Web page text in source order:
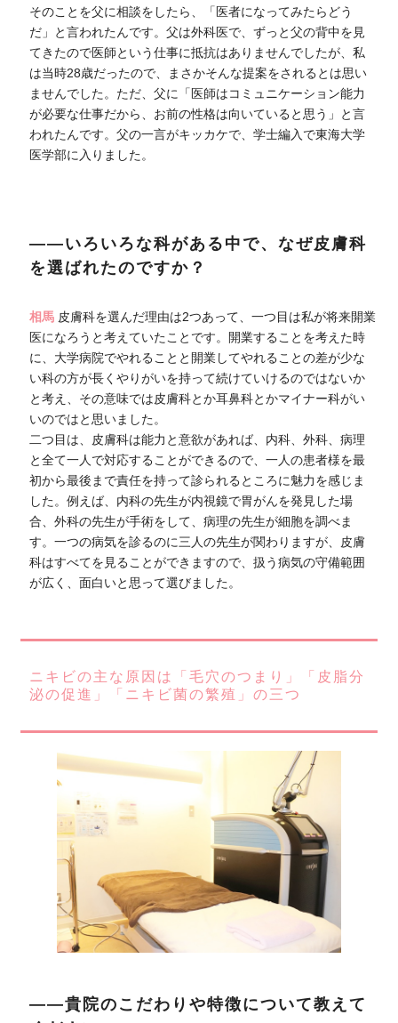
そのことを父に相談をしたら、「医者になってみたらどう
だ」と言われたんです。父は外科医で、ずっと父の背中を見
てきたので医師という仕事に抵抗はありませんでしたが、私
は当時28歳だったので、まさかそんな提案をされるとは思い
ませんでした。ただ、父に「医師はコミュニケーション能力
が必要な仕事だから、お前の性格は向いていると思う」と言
われたんです。父の一言がキッカケで、学士編入で東海大学
医学部に入りました。
――いろいろな科がある中で、なぜ皮膚科
を選ばれたのですか？
相馬 皮膚科を選んだ理由は2つあって、一つ目は私が将来開業
医になろうと考えていたことです。開業することを考えた時
に、大学病院でやれることと開業してやれることの差が少な
い科の方が長くやりがいを持って続けていけるのではないか
と考え、その意味では皮膚科とか耳鼻科とかマイナー科がい
いのではと思いました。
二つ目は、皮膚科は能力と意欲があれば、内科、外科、病理
と全て一人で対応することができるので、一人の患者様を最
初から最後まで責任を持って診られるところに魅力を感じま
した。例えば、内科の先生が内視鏡で胃がんを発見した場
合、外科の先生が手術をして、病理の先生が細胞を調べま
す。一つの病気を診るのに三人の先生が関わりますが、皮膚
科はすべてを見ることができますので、扱う病気の守備範囲
が広く、面白いと思って選びました。
ニキビの主な原因は「毛穴のつまり」「皮脂分
泌の促進」「ニキビ菌の繁殖」の三つ
――貴院のこだわりや特徴について教えて